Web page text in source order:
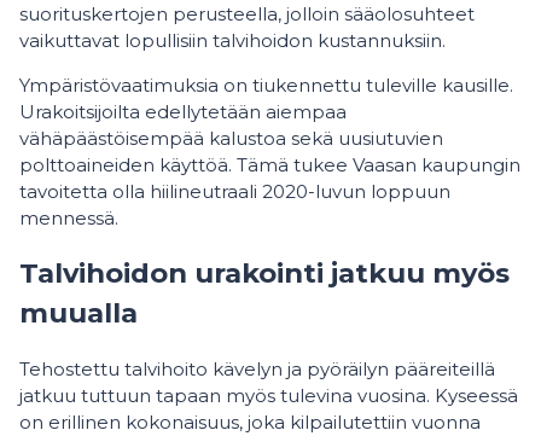
suorituskertojen perusteella, jolloin sääolosuhteet
vaikuttavat lopullisiin talvihoidon kustannuksiin.
Ympäristövaatimuksia on tiukennettu tuleville kausille.
Urakoitsijoilta edellytetään aiempaa
vähäpäästöisempää kalustoa sekä uusiutuvien
polttoaineiden käyttöä. Tämä tukee Vaasan kaupungin
tavoitetta olla hiilineutraali 2020-luvun loppuun
mennessä.
Talvihoidon urakointi jatkuu myös
muualla
Tehostettu talvihoito kävelyn ja pyöräilyn pääreiteillä
jatkuu tuttuun tapaan myös tulevina vuosina. Kyseessä
on erillinen kokonaisuus, joka kilpailutettiin vuonna